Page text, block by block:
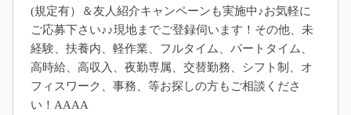
(規定有）＆友人紹介キャンペーンも実施中♪お気軽に
ご応募下さい♪♪現地までご登録伺います！その他、未
経験、扶養内、軽作業、フルタイム、パートタイム、
高時給、高収入、夜勤専属、交替勤務、シフト制、オ
フィスワーク、事務、等お探しの方もご相談くださ
い！AAAA